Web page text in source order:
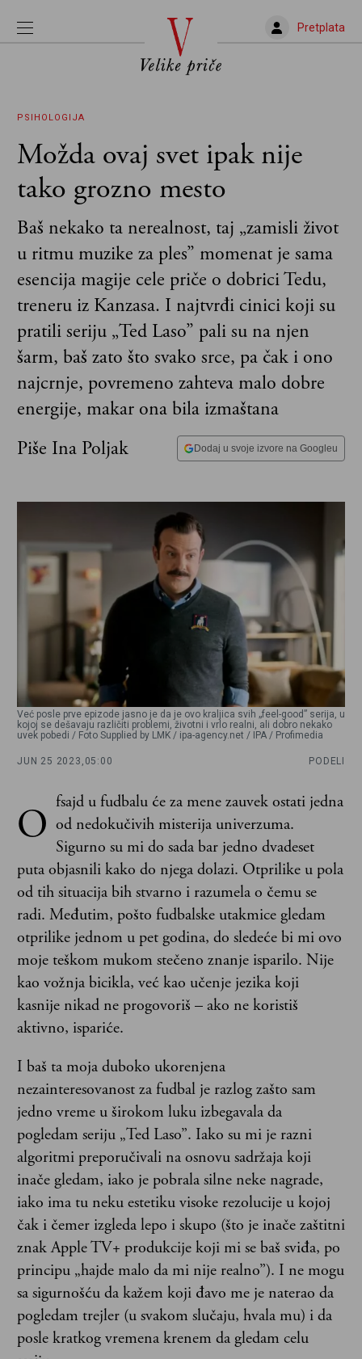
Pretplata
PSIHOLOGIJA
Možda ovaj svet ipak nije
tako grozno mesto
Baš nekako ta nerealnost, taj „zamisli život
u ritmu muzike za ples” momenat je sama
esencija magije cele priče o dobrici Tedu,
treneru iz Kanzasa. I najtvrđi cinici koji su
pratili seriju „Ted Laso” pali su na njen
šarm, baš zato što svako srce, pa čak i ono
najcrnje, povremeno zahteva malo dobre
energije, makar ona bila izmaštana
Piše Ina Poljak
Dodaj u svoje izvore na Googleu
Već posle prve epizode jasno je da je ovo kraljica svih „feel-good” serija, u
kojoj se dešavaju različiti problemi, životni i vrlo realni, ali dobro nekako
uvek pobedi / Foto Supplied by LMK / ipa-agency.net / IPA / Profimedia
JUN 25 2023, 05:00 PODELI
O fsajd u fudbalu će za mene zauvek ostati jedna
od nedokučivih misterija univerzuma.
Sigurno su mi do sada bar jedno dvadeset
puta objasnili kako do njega dolazi. Otprilike u pola
od tih situacija bih stvarno i razumela o čemu se
radi. Međutim, pošto fudbalske utakmice gledam
otprilike jednom u pet godina, do sledeće bi mi ovo
moje teškom mukom stečeno znanje isparilo. Nije
kao vožnja bicikla, već kao učenje jezika koji
kasnije nikad ne progovoriš – ako ne koristiš
aktivno, ispariće.
I baš ta moja duboko ukorenjena
nezainteresovanost za fudbal je razlog zašto sam
jedno vreme u širokom luku izbegavala da
pogledam seriju „Ted Laso”. Iako su mi je razni
algoritmi preporučivali na osnovu sadržaja koji
inače gledam, iako je pobrala silne neke nagrade,
iako ima tu neku estetiku visoke rezolucije u kojoj
čak i čemer izgleda lepo i skupo (što je inače zaštitni
znak Apple TV+ produkcije koji mi se baš sviđa, po
principu „hajde malo da mi nije realno”). I ne mogu
sa sigurnošću da kažem koji đavo me je naterao da
pogledam trejler (u svakom slučaju, hvala mu) i da
posle kratkog vremena krenem da gledam celu